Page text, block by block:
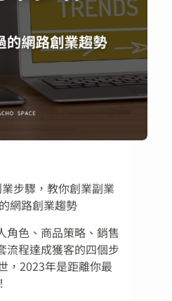
步驟，教你創業副業
網路創業趨勢
角色、商品策略、銷售
流程達成獲客的四個步
，2023年是距離你最